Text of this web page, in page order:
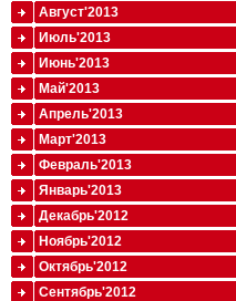
Август'2013
Июль'2013
Июнь'2013
Май'2013
Апрель'2013
Март'2013
Февраль'2013
Январь'2013
Декабрь'2012
Ноябрь'2012
Октябрь'2012
Сентябрь'2012